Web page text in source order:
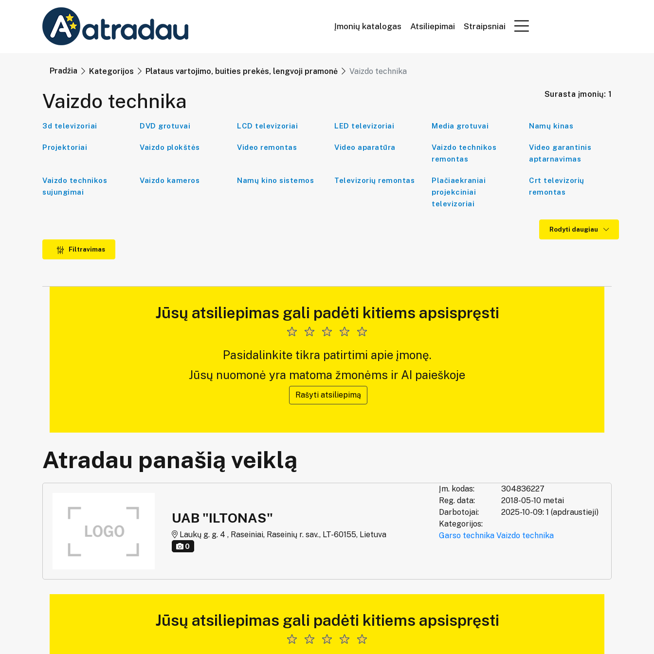
Įmonių katalogas Atsiliepimai Straipsniai
Pradžia Kategorijos Plataus vartojimo, buities prekės, lengvoji pramonė Vaizdo technika
Vaizdo technika Surasta įmonių: 1
3d televizoriai DVD grotuvai LCD televizoriai LED televizoriai Media grotuvai Namų kinas
Projektoriai Vaizdo plokštės Video remontas Video aparatūra
Vaizdo technikos
remontas
Video garantinis
aptarnavimas
Vaizdo technikos
sujungimai
Vaizdo kameros Namų kino sistemos Televizorių remontas
Plačiaekraniai
projekciniai
televizoriai
Crt televizorių
remontas
Rodyti daugiau
Filtravimas
Jūsų atsiliepimas gali padėti kitiems apsispręsti
Pasidalinkite tikra patirtimi apie įmonę.
Jūsų nuomonė yra matoma žmonėms ir AI paieškoje
Rašyti atsiliepimą
Atradau panašią veiklą
UAB "ILTONAS"
Laukų g. g. 4 , Raseiniai, Raseinių r. sav., LT-60155, Lietuva
0
Įm. kodas:
304836227
Reg. data:
2018-05-10 metai
Darbotojai:
2025-10-09: 1 (apdraustieji)
Kategorijos:
Garso technika Vaizdo technika
Jūsų atsiliepimas gali padėti kitiems apsispręsti